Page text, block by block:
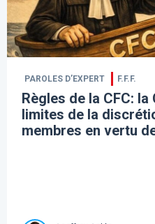
PAROLES D’EXPERT F.F.F.
Règles de la CFC:
limites de la
membres en vertu